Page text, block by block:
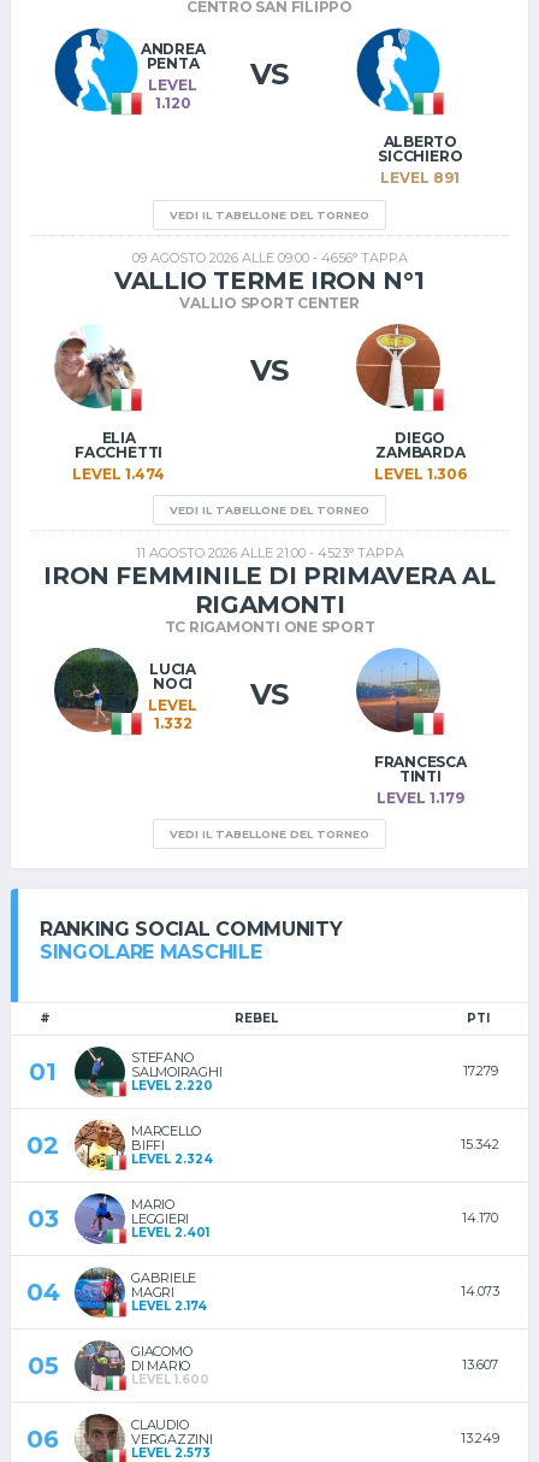
CENTRO SAN FILIPPO
ANDREA
PENTA
LEVEL
1.120
VS
ALBERTO
SICCHIERO
LEVEL 891
VEDI IL TABELLONE DEL TORNEO
09 AGOSTO 2026 ALLE 09:00 - 4656° TAPPA
VALLIO TERME IRON N°1
VALLIO SPORT CENTER
ELIA
FACCHETTI
LEVEL 1.474
VS
DIEGO
ZAMBARDA
LEVEL 1.306
VEDI IL TABELLONE DEL TORNEO
11 AGOSTO 2026 ALLE 21:00 - 4523° TAPPA
IRON FEMMINILE DI PRIMAVERA AL
RIGAMONTI
TC RIGAMONTI ONE SPORT
LUCIA
NOCI
LEVEL
1.332
VS
FRANCESCA
TINTI
LEVEL 1.179
VEDI IL TABELLONE DEL TORNEO
RANKING SOCIAL COMMUNITY
SINGOLARE MASCHILE
# REBEL PTI
01
STEFANO
SALMOIRAGHI
LEVEL 2.220
17.279
02
MARCELLO
BIFFI
LEVEL 2.324
15.342
03
MARIO
LEGGIERI
LEVEL 2.401
14.170
04
GABRIELE
MAGRI
LEVEL 2.174
14.073
05
GIACOMO
DI MARIO
LEVEL 1.600
13.607
06
CLAUDIO
VERGAZZINI
LEVEL 2.573
13.249